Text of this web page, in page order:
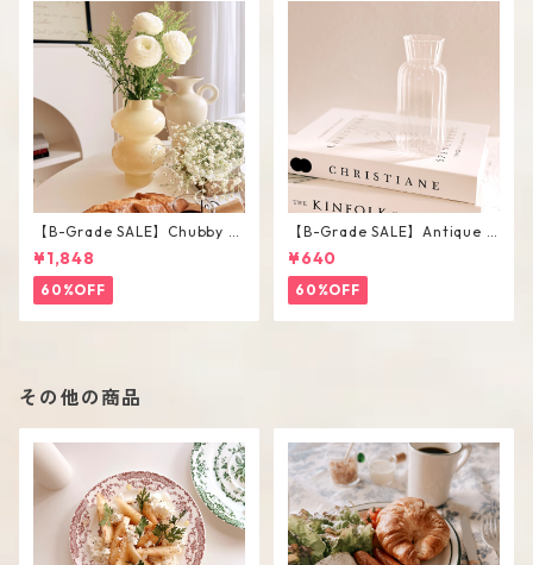
【B-Grade SALE】Chubby V
ase / M
¥1,848
60%OFF
【B-Grade SALE】Antique F
lower Vase #C
¥640
60%OFF
その他の商品